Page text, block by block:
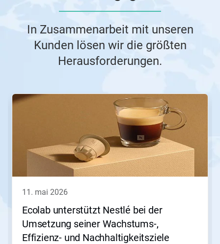
In Zusammenarbeit mit unseren
Kunden lösen wir die größten
Herausforderungen.
Dies
ist
Schaltflächen
und
navigieren,
springen
11. mai 2026
Ecolab unterstützt Nestlé bei der
Umsetzung seiner Wachstums-,
Effizienz- und Nachhaltigkeitsziele​​​​​​​